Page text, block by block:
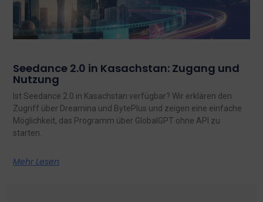
Seedance 2.0 in Kasachstan: Zugang und
Nutzung
Ist Seedance 2.0 in Kasachstan verfügbar? Wir erklären den
Zugriff über Dreamina und BytePlus und zeigen eine einfache
Möglichkeit, das Programm über GlobalGPT ohne API zu
starten.
Mehr Lesen